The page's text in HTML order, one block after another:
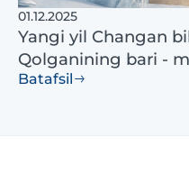
01.12.2025
Yangi yil Changan
Qolganining bari -
Batafsil